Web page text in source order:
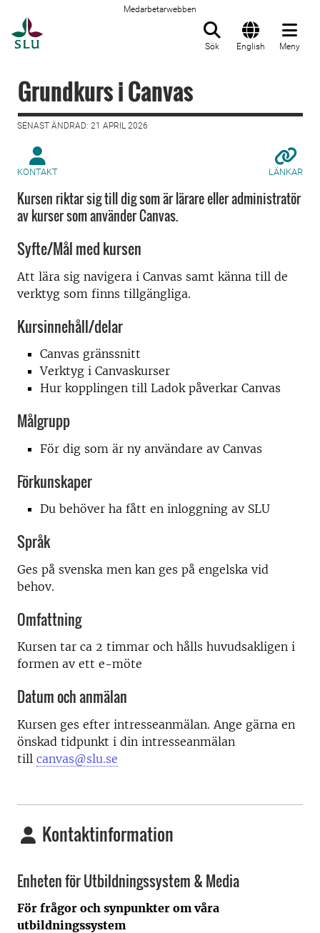
Medarbetarwebben
Sök English Meny
Grundkurs i Canvas
SENAST ÄNDRAD: 21 APRIL 2026
KONTAKT LÄNKAR
Kursen riktar sig till dig som är lärare eller administratör
av kurser som använder Canvas.
Syfte/Mål med kursen
Att lära sig navigera i Canvas samt känna till de
verktyg som finns tillgängliga.
Kursinnehåll/delar
Canvas gränssnitt
Verktyg i Canvaskurser
Hur kopplingen till Ladok påverkar Canvas
Målgrupp
För dig som är ny användare av Canvas
Förkunskaper
Du behöver ha fått en inloggning av SLU
Språk
Ges på svenska men kan ges på engelska vid
behov.
Omfattning
Kursen tar ca 2 timmar och hålls huvudsakligen i
formen av ett e-möte
Datum och anmälan
Kursen ges efter intresseanmälan. Ange gärna en
önskad tidpunkt i din intresseanmälan
till canvas@slu.se
Kontaktinformation
Enheten för Utbildningssystem & Media
För frågor och synpunkter om våra
utbildningssystem